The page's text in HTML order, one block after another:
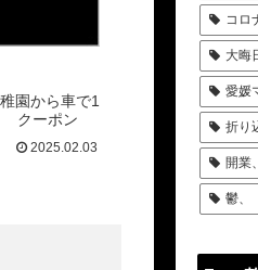
園から車で1
クーポン
2025.02.03
コロ
大晦
愛媛
折り
開業、
鬱、